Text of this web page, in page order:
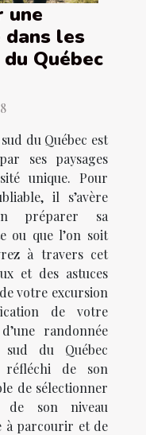
une
dans les
Québec
du Québec est
ses paysages
unique. Pour
il s’avère
préparer sa
ou que l’on soit
à travers cet
et des astuces
votre excursion
de votre
randonnée
du Québec
de son
de sélectionner
son niveau
à parcourir et de